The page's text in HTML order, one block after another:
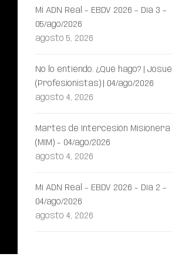
Mi ADN Real – EBDV 2026 – Día 3 –
05/ago/2026
agosto 5, 2026
No lo entiendo. ¿Qué hago? | Josué
(Profesionistas) | 04/ago/2026
agosto 4, 2026
Martes de Intercesión Misionera
(MIM) – 04/ago/2026
agosto 4, 2026
Mi ADN Real – EBDV 2026 – Día 2 –
04/ago/2026
agosto 4, 2026